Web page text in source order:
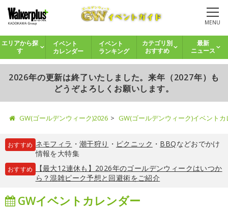
MENU
エリアから探
す
イベント
カレンダー
イベント
ランキング
カテゴリ別
おすすめ
最新
ニュース
2026年の更新は終了いたしました。来年（2027年）も
どうぞよろしくお願いします。
GW(ゴールデンウィーク)2026 GW(ゴールデンウィーク)イベント
おすすめ ネモフィラ ・ 潮干狩り ・ ピクニック ・ BBQなどおでかけ
情報を大特集
おすすめ
【最大12連休も】2026年のゴールデンウィークはいつか
ら？混雑ピーク予想と回避術をご紹介
GWイベントカレンダー